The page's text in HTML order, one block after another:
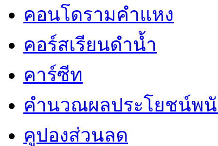
คอนโดรามคำแหง
คอร์สเรียนดำน้ำ
คาร์ซีท
คำนวณผลประโยชน์พ
คูปองส่วนลด